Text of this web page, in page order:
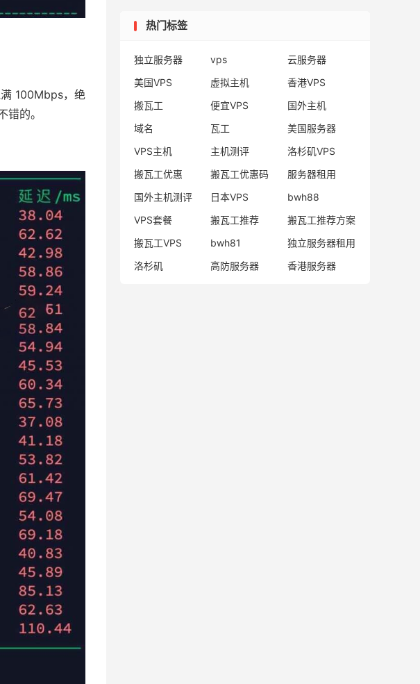
100Mbps，绝
的。
热门标签
独立服务器 vps
云服务器
美国VPS
虚拟主机
香港VPS
搬瓦工
便宜VPS
国外主机
域名
瓦工
美国服务器
VPS主机
主机测评
洛杉矶VPS
搬瓦工优惠
搬瓦工优惠码
服务器租用
国外主机测评
日本VPS
bwh88
VPS套餐
搬瓦工推荐
搬瓦工推荐方案
搬瓦工VPS
bwh81
独立服务器租用
洛杉矶
高防服务器 香港服务器